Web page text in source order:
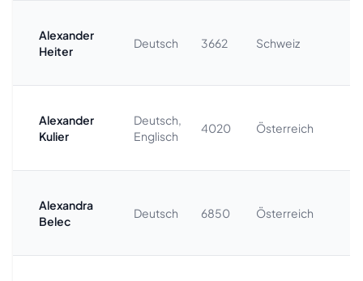
Alexander
Heiter
Deutsch 3662 Schweiz
Alexander
Kulier
Deutsch,
Englisch
4020 Österreich
Alexandra
Belec
Deutsch 6850 Österreich